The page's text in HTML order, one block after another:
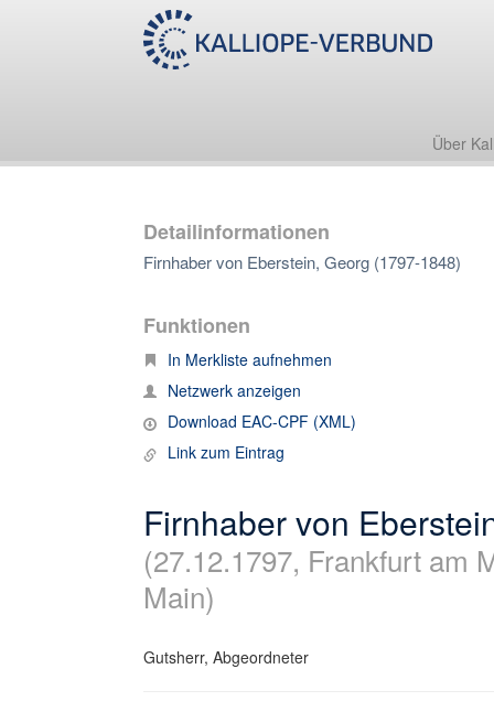
Über
Detailinformationen
Firnhaber von Eberstein, Georg (1797-1848)
Funktionen
In Merkliste aufnehmen
Netzwerk anzeigen
Download EAC-CPF (XML)
Link zum Eintrag
Firnhaber von
(27.12.1797, Frankfurt am
Main)
Gutsherr, Abgeordneter